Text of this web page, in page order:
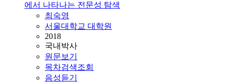
에서 나타나는 전문성 탐색
최숙영
서울대학교 대학원
2018
국내박사
원문보기
목차검색조회
음성듣기